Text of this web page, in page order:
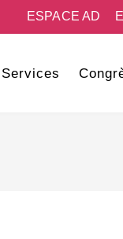
ESPACE AD
Services